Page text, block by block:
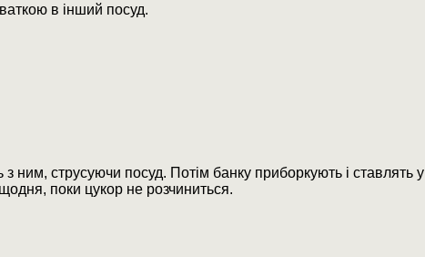
в інший посуд.
ним, струсуючи посуд. Потім банку приборкують і ставлять у
поки цукор не розчиниться.